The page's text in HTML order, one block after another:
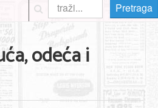
Pretraga
odeća i